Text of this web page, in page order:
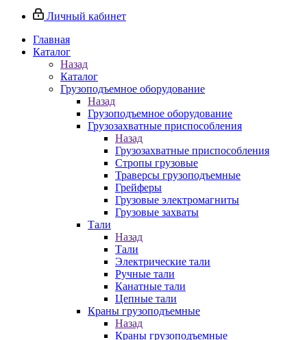
Личный кабинет
Главная
Каталог
Назад
Каталог
Грузоподъемное оборудование
Назад
Грузоподъемное оборудование
Грузозахватные приспособления
Назад
Грузозахватные приспособления
Стропы грузовые
Траверсы грузоподъемные
Грейферы
Грузовые электромагниты
Грузовые захваты
Тали
Назад
Тали
Электрические тали
Ручные тали
Канатные тали
Цепные тали
Краны грузоподъемные
Назад
Краны грузоподъемные